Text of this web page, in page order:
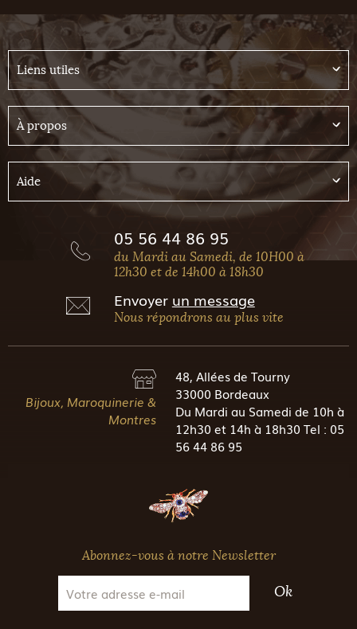
Liens utiles
À propos
Aide
05 56 44 86 95
du Mardi au Samedi, de 10H00 à
12h30 et de 14h00 à 18h30
Envoyer un message
Nous répondrons au plus vite
Bijoux, Maroquinerie &
Montres
48, Allées de Tourny
33000 Bordeaux
Du Mardi au Samedi de 10h à
12h30 et 14h à 18h30 Tel : 05
56 44 86 95
Abonnez-vous à notre Newsletter
Ok